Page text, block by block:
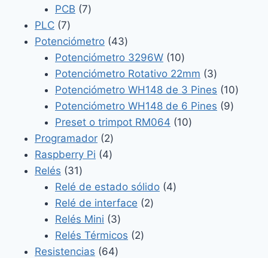
PCB 77
PLC 77
productos
Potenciómetro 4343
productos
Potenciómetro 3296W 1010
productos
Potenciómetro Rotativo 22mm 33
productos
Potenciómetro WH148 de 3 Pines 1010
Potenciómetro WH148 de 6 Pines 99
Preset o trimpot RM064 1010
Programador 22
productos
Raspberry Pi 44
Relés 3131
productos
Relé de estado sólido 44
Relé de interface 22
Relés Mini 33
productos
Relés Térmicos 22
Resistencias 6464